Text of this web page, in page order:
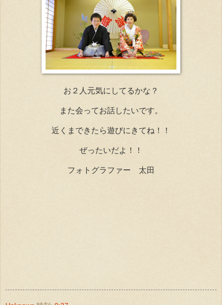
お２人元気にしてるかな？
また会ってお話したいです。
近くまできたら遊びにきてね！！
ぜったいだよ！！
フォトグラファー 太田